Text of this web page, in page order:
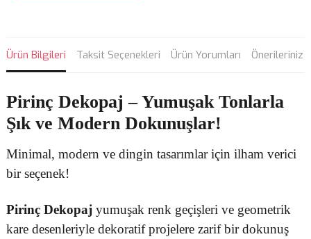
Ürün Bilgileri Taksit Seçenekleri Ürün Yorumları Önerileriniz
Pirinç Dekopaj– Yumuşak Tonlarla
Şık ve Modern Dokunuşlar!
Minimal, modern ve dingin tasarımlar için ilham verici
bir seçenek!
Pirinç Dekopaj yumuşak renk geçişleri ve geometrik
kare desenleriyle dekoratif projelere zarif bir dokunuş